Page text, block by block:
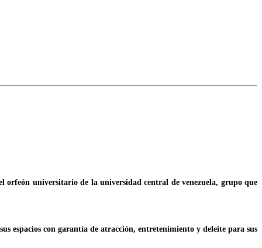
universitario de la universidad central de venezuela, grupo que
espacios con garantía de atracción, entretenimiento y deleite para sus